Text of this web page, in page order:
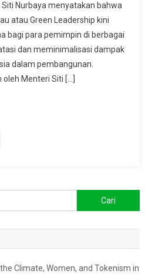
Pemimpin
Pro
Lingkungan
Siti Nurbaya menyatakan bahwa
atau Green Leadership kini
bagi para pemimpin di berbagai
dan meminimalisasi dampak
dalam pembangunan.
Menteri Siti […]
untuk:
Climate, Women, and Tokenism in